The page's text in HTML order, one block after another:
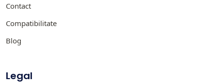
Contact
Compatibilitate
Blog
Legal